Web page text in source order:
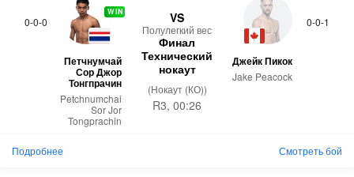
0-0-0
WIN
Петчнумчай
Сор Джор
Тонгпрачин
Petchnumchai
Sor Jor
Tongprachin
VS
Полулегкий вес
Финал
Технический
нокаут
(Нокаут (КО))
R3, 00:26
Смотреть бой
0-0-1
Джейк Пикок
Jake Peacock
Подробнее